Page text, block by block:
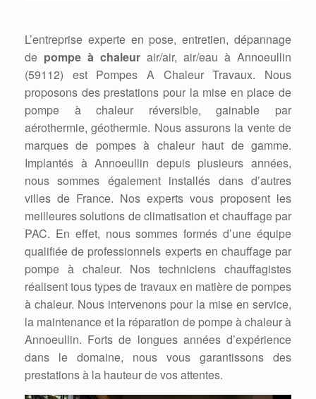
L’entreprise experte en pose, entretien, dépannage
de pompe à chaleur air/air, air/eau à Annoeullin
(59112) est Pompes A Chaleur Travaux. Nous
proposons des prestations pour la mise en place de
pompe à chaleur réversible, gainable par
aérothermie, géothermie. Nous assurons la vente de
marques de pompes à chaleur haut de gamme.
Implantés à Annoeullin depuis plusieurs années,
nous sommes également installés dans d’autres
villes de France. Nos experts vous proposent les
meilleures solutions de climatisation et chauffage par
PAC. En effet, nous sommes formés d’une équipe
qualifiée de professionnels experts en chauffage par
pompe à chaleur. Nos techniciens chauffagistes
réalisent tous types de travaux en matière de pompes
à chaleur. Nous intervenons pour la mise en service,
la maintenance et la réparation de pompe à chaleur à
Annoeullin. Forts de longues années d’expérience
dans le domaine, nous vous garantissons des
prestations à la hauteur de vos attentes.